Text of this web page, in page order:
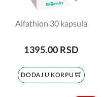
Alfathion 30 kapsula
1395.00 RSD
DODAJ U KORPU